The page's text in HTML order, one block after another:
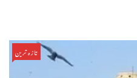
تازہ ترین